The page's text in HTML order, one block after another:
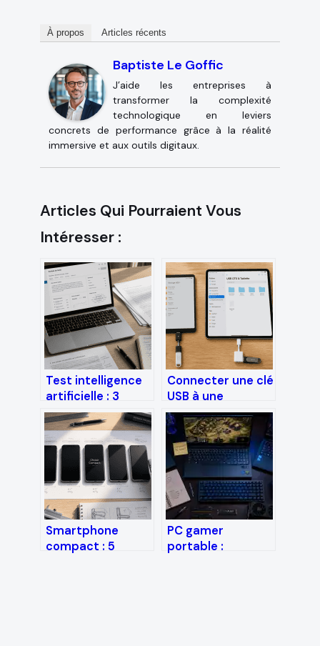
À propos Articles récents
Baptiste Le Goffic
J’aide les entreprises à
transformer la complexité
technologique en leviers
concrets de performance grâce à la réalité
immersive et aux outils digitaux.
Articles Qui Pourraient Vous
Intéresser :
Test intelligence
artificielle : 3
critères
techniques pour
débusquer les
contenus générés
par GPT-4
Connecter une clé
USB à une
tablette : guide
des adaptateurs
et solutions OTG
Smartphone
compact : 5
PC gamer
portable :